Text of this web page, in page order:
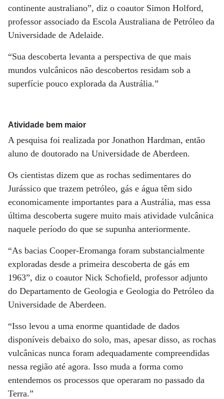
continente australiano”, diz o coautor Simon Holford,
professor associado da Escola Australiana de Petróleo da
Universidade de Adelaide.
“Sua descoberta levanta a perspectiva de que mais
mundos vulcânicos não descobertos residam sob a
superfície pouco explorada da Austrália.”
Atividade bem maior
A pesquisa foi realizada por Jonathon Hardman, então
aluno de doutorado na Universidade de Aberdeen.
Os cientistas dizem que as rochas sedimentares do
Jurássico que trazem petróleo, gás e água têm sido
economicamente importantes para a Austrália, mas essa
última descoberta sugere muito mais atividade vulcânica
naquele período do que se supunha anteriormente.
“As bacias Cooper-Eromanga foram substancialmente
exploradas desde a primeira descoberta de gás em
1963”, diz o coautor Nick Schofield, professor adjunto
do Departamento de Geologia e Geologia do Petróleo da
Universidade de Aberdeen.
“Isso levou a uma enorme quantidade de dados
disponíveis debaixo do solo, mas, apesar disso, as rochas
vulcânicas nunca foram adequadamente compreendidas
nessa região até agora. Isso muda a forma como
entendemos os processos que operaram no passado da
Terra.”